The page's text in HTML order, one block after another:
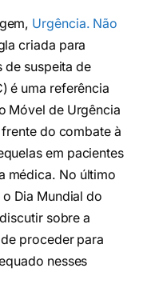
Urgência. Não
criada para
de suspeita de
é uma referência
Móvel de Urgência
frente do combate à
em pacientes
médica. No último
Dia Mundial do
sobre a
proceder para
nesses